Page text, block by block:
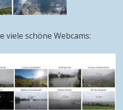
viele schöne Webcams: